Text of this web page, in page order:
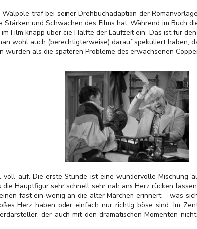
traf bei seiner Drehbuchadaption der
und Schwächen des Films hat. Während im Buch
Film knapp über die Hälfte der Laufzeit ein. Das ist für
wohl auch (berechtigterweise) darauf spekuliert haben,
würden als die späteren Probleme des erwachsenen
voll auf. Die erste Stunde ist eine wundervolle Mischung
die Hauptfigur sehr schnell sehr nah ans Herz rücken
fast ein wenig an die alter Märchen erinnert – was
Herz haben oder einfach nur richtig böse sind. Im
der auch mit den dramatischen Momenten